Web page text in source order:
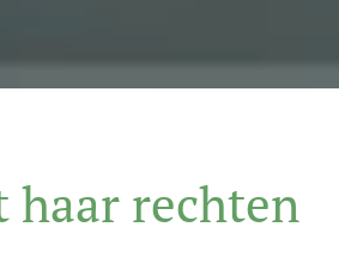
haar rechten